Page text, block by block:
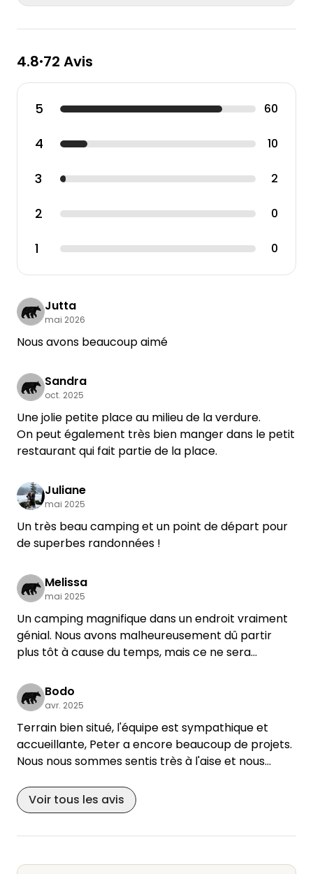
4.8•72 Avis
5 60
4 10
3 2
2 0
1 0
Jutta
mai 2026
Nous avons beaucoup aimé
Sandra
oct. 2025
Une jolie petite place au milieu de la verdure.
On peut également très bien manger dans le petit
restaurant qui fait partie de la place.
Juliane
mai 2025
Un très beau camping et un point de départ pour
de superbes randonnées !
Melissa
mai 2025
Un camping magnifique dans un endroit vraiment
génial. Nous avons malheureusement dû partir
plus tôt à cause du temps, mais ce ne sera
serons allés!🤗🤗
Bodo
avr. 2025
Terrain bien situé, l'équipe est sympathique et
accueillante, Peter a encore beaucoup de projets.
Nous nous sommes sentis très à l'aise et nous
Car nous reviendrons😎
Voir tous les avis